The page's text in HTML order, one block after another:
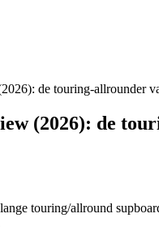
de touring-allrounder
(2026): de
touring/allround